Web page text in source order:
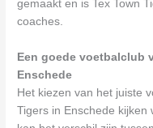
gemaakt en is Tex Town
coaches.
Een goede voetbalclub
Enschede
Het kiezen van het juiste
Tigers in Enschede kijken